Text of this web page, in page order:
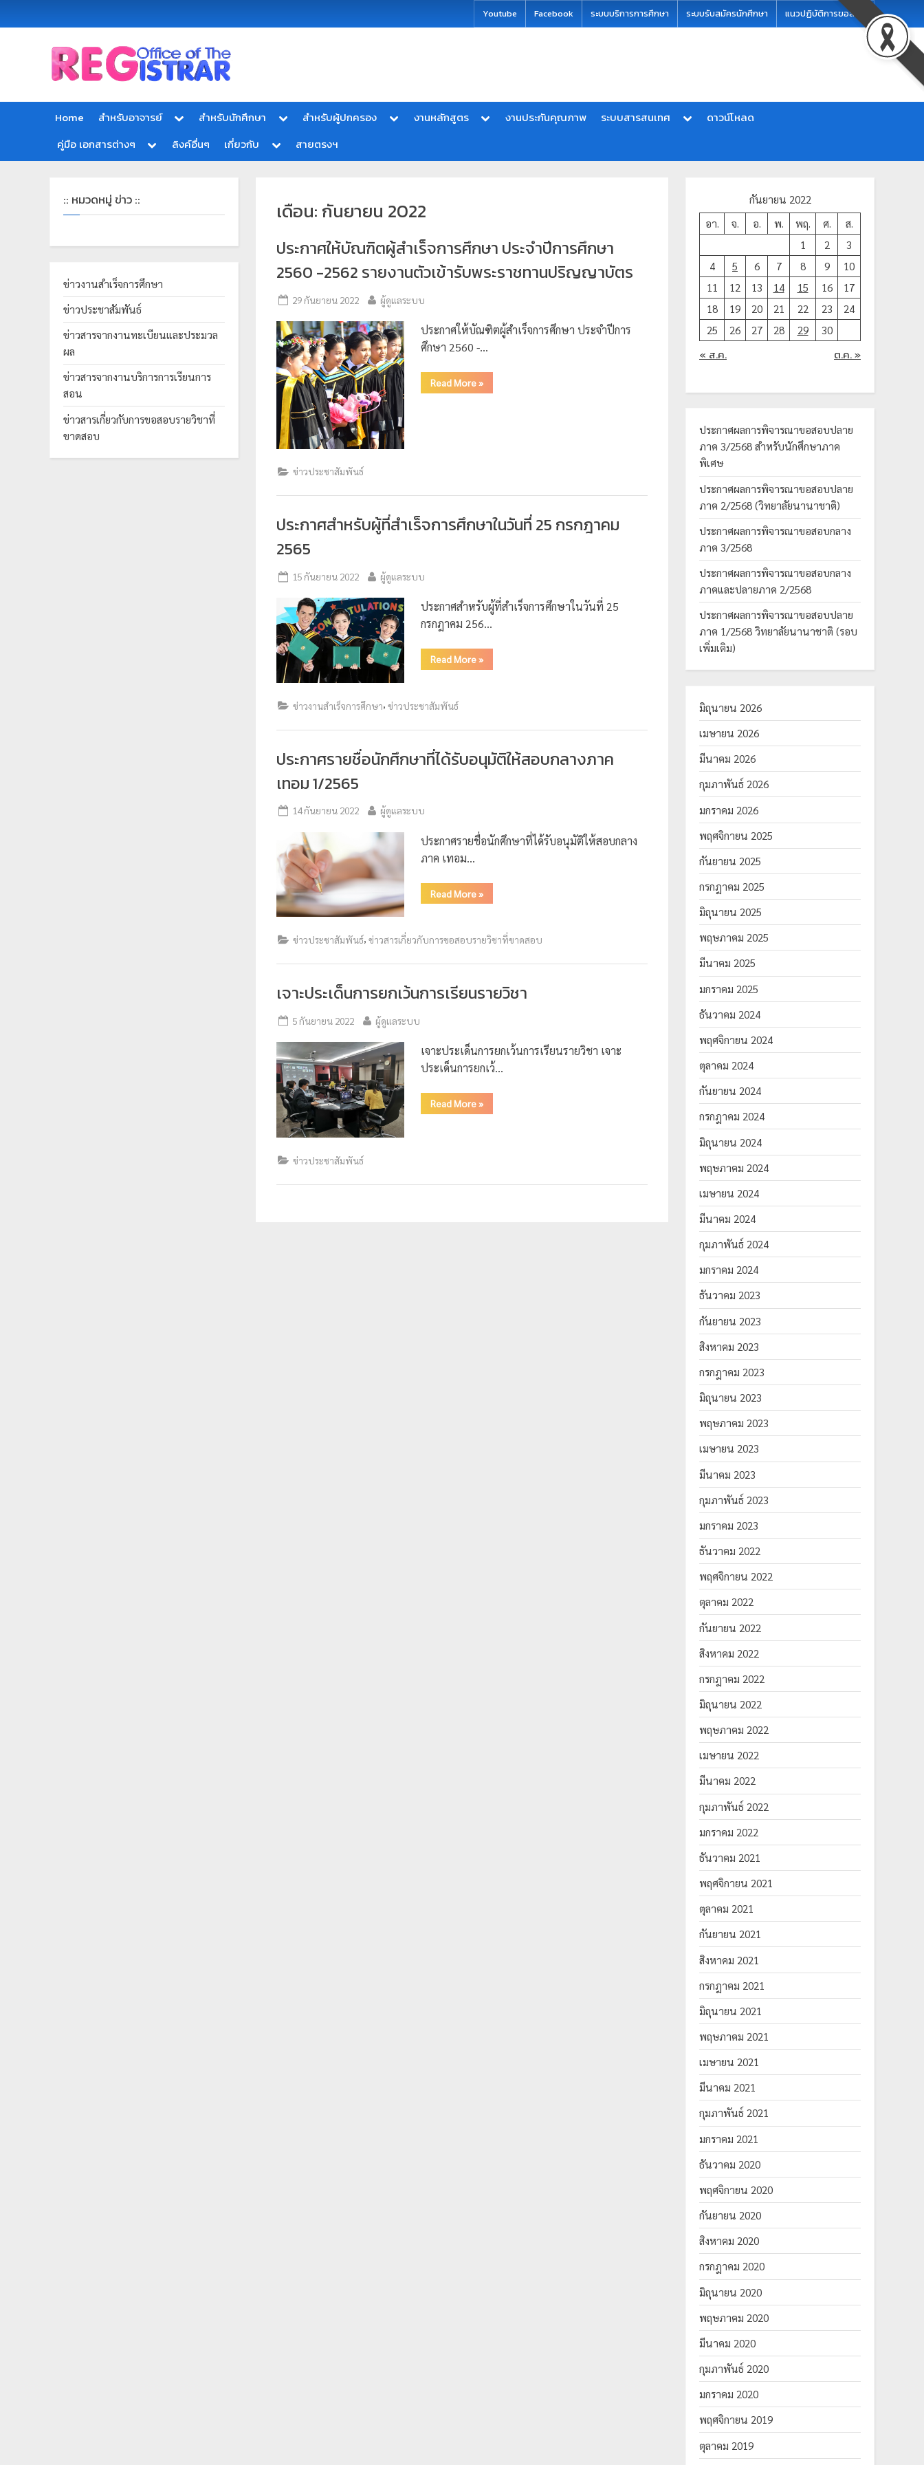
Youtube Facebook ระบบบริการการศึกษา ระบบรับสมัครนักศึกษา แนวปฏิบัติการขอสอบ
ก
ะ
แ
ม
Registrar
mai
Home สำหรับอาจารย์ สำหรับนักศึกษา สำหรับผู้ปกครอง งานหลักสูตร งานประกันคุณภาพ ระบบสารสนเทศ
ดาวน์โหลด
คู่มือ เอกสารต่างๆ
ลิงค์อื่นๆ เกี่ยวกับ สายตรงฯ
เดือน: กันยายน 2022
ประกาศให้บัณฑิตผู้สำเร็จการศึกษา ประจำปีการศึกษา
2560 -2562 รายงานตัวเข้ารับพระราชทานปริญญาบัตร
29 กันยายน 2022 ผู้ดูแลระบบ
ประกาศให้บัณฑิตผู้สำเร็จการศึกษา ประจำปีการ
ศึกษา 2560 -…
Read More»
ข่าวประชาสัมพันธ์
ประกาศสำหรับผู้ที่สำเร็จการศึกษาในวันที่ 25 กรกฎาคม
2565
15 กันยายน 2022 ผู้ดูแลระบบ
ประกาศสำหรับผู้ที่สำเร็จการศึกษาในวันที่ 25
กรกฎาคม 256…
Read More»
ข่าวงานสำเร็จการศึกษา,ข่าวประชาสัมพันธ์
ประกาศรายชื่อนักศึกษาที่ได้รับอนุมัติให้สอบกลางภาค
เทอม 1/2565
14 กันยายน 2022 ผู้ดูแลระบบ
ประกาศรายชื่อนักศึกษาที่ได้รับอนุมัติให้สอบกลาง
ภาค เทอม…
Read More»
ข่าวประชาสัมพันธ์,ข่าวสารเกี่ยวกับการขอสอบรายวิชาที่ขาดสอบ
เจาะประเด็นการยกเว้นการเรียนรายวิชา
5 กันยายน 2022 ผู้ดูแลระบบ
เจาะประเด็นการยกเว้นการเรียนรายวิชา เจาะ
ประเด็นการยกเว้…
Read More»
ข่าวประชาสัมพันธ์
:: หมวดหมู่ ข่าว ::
ข่าวงานสำเร็จการศึกษา
ข่าวประชาสัมพันธ์
ข่าวสารจากงานทะเบียนและประมวล
ผล
ข่าวสารจากงานบริการการเรียนการ
สอน
ข่าวสารเกี่ยวกับการขอสอบรายวิชาที่
ขาดสอบ
กันยายน 2022
อา.
จ. อ. พ. พฤ. ศ.
ส.
1
2
3
4
5 6 7 8 9
10
11
12 13 14 15 16
17
18
19 20 21 22 23
24
25
26 27 28 29 30
« ส.ค. ต.ค. »
ประกาศผลการพิจารณาขอสอบปลาย
ภาค 3/2568 สำหรับนักศึกษาภาค
พิเศษ
ประกาศผลการพิจารณาขอสอบปลาย
ภาค 2/2568 (วิทยาลัยนานาชาติ)
ประกาศผลการพิจารณาขอสอบกลาง
ภาค 3/2568
ประกาศผลการพิจารณาขอสอบกลาง
ภาคและปลายภาค 2/2568
ประกาศผลการพิจารณาขอสอบปลาย
ภาค 1/2568 วิทยาลัยนานาชาติ (รอบ
เพิ่มเติม)
มิถุนายน 2026
เมษายน 2026
มีนาคม 2026
กุมภาพันธ์ 2026
มกราคม 2026
พฤศจิกายน 2025
กันยายน 2025
กรกฎาคม 2025
มิถุนายน 2025
พฤษภาคม 2025
มีนาคม 2025
มกราคม 2025
ธันวาคม 2024
พฤศจิกายน 2024
ตุลาคม 2024
กันยายน 2024
กรกฎาคม 2024
มิถุนายน 2024
พฤษภาคม 2024
เมษายน 2024
มีนาคม 2024
กุมภาพันธ์ 2024
มกราคม 2024
ธันวาคม 2023
กันยายน 2023
สิงหาคม 2023
กรกฎาคม 2023
มิถุนายน 2023
พฤษภาคม 2023
เมษายน 2023
มีนาคม 2023
กุมภาพันธ์ 2023
มกราคม 2023
ธันวาคม 2022
พฤศจิกายน 2022
ตุลาคม 2022
กันยายน 2022
สิงหาคม 2022
กรกฎาคม 2022
มิถุนายน 2022
พฤษภาคม 2022
เมษายน 2022
มีนาคม 2022
กุมภาพันธ์ 2022
มกราคม 2022
ธันวาคม 2021
พฤศจิกายน 2021
ตุลาคม 2021
กันยายน 2021
สิงหาคม 2021
กรกฎาคม 2021
มิถุนายน 2021
พฤษภาคม 2021
เมษายน 2021
มีนาคม 2021
กุมภาพันธ์ 2021
มกราคม 2021
ธันวาคม 2020
พฤศจิกายน 2020
กันยายน 2020
สิงหาคม 2020
กรกฎาคม 2020
มิถุนายน 2020
พฤษภาคม 2020
มีนาคม 2020
กุมภาพันธ์ 2020
มกราคม 2020
พฤศจิกายน 2019
ตุลาคม 2019
modal-check